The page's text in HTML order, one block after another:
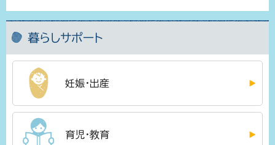
暮らしサポート
妊娠・出産
育児・教育